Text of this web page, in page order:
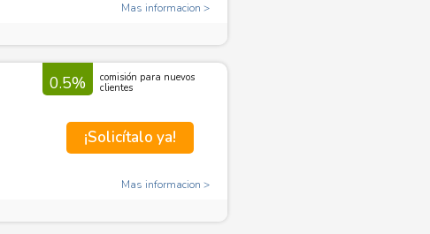
Mas informacion
0.5%
comisión para nuevos
clientes
¡Solicítalo ya!
Mas informacion